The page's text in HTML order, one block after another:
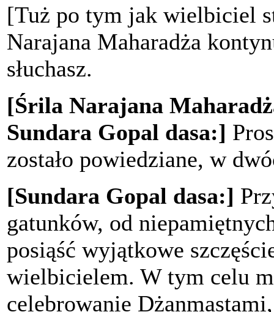
[Tuż po tym jak wielbiciel
Narajana Maharadża
słuchasz.
[Śrila Narajana
Sundara Gopal dasa:]
zostało powiedziane, w
[Sundara Gopal dasa:]
gatunków, od
posiąść wyjątkowe
wielbicielem. W tym celu
celebrowanie